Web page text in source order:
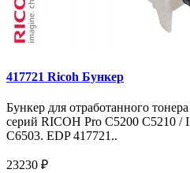
417721 Ricoh Бункер
Бункер для отработанного
серий RICOH Pro C5200 C5210 /
C6503. EDP 417721..
23230 ₽